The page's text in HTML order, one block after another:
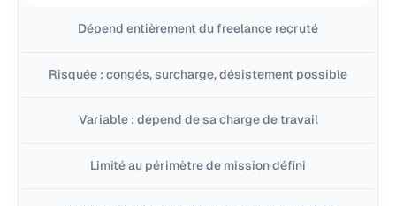
Dépend entièrement du freelance recruté
Risquée : congés, surcharge, désistement possible
Variable : dépend de sa charge de travail
Limité au périmètre de mission défini